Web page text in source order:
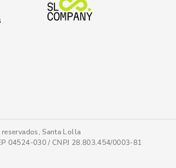
Santa Lolla
04524-030 / CNPJ 28.803.454/0003-81